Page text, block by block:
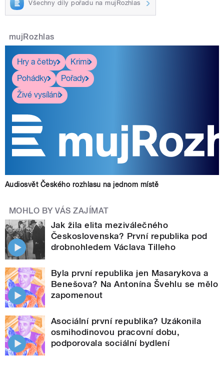
Všechny díly pořadu na mujRozhlas
mujRozhlas
Hry a četby
Krimi
Pohádky
Pořady
Živé vysílání
Audiosvět Českého rozhlasu na jednom místě
MOHLO BY VÁS ZAJÍMAT
Jak žila elita meziválečného
Československa? První republika pod
drobnohledem Václava Tilleho
Byla první republika jen Masarykova a
Benešova? Na Antonína Švehlu se mělo
zapomenout
Asociální první republika? Uzákonila
osmihodinovou pracovní dobu,
podporovala sociální bydlení